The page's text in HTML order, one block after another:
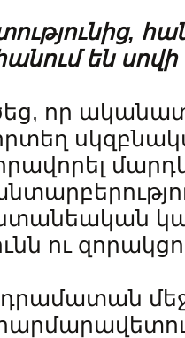
են սովի
որ
ու
դրամատան